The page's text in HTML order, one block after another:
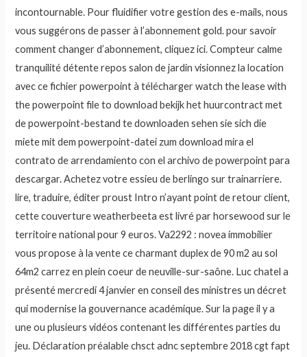
incontournable. Pour fluidifier votre gestion des e-mails, nous
vous suggérons de passer à l’abonnement gold. pour savoir
comment changer d’abonnement, cliquez ici. Compteur calme
tranquilité détente repos salon de jardin visionnez la location
avec ce fichier powerpoint à télécharger watch the lease with
the powerpoint file to download bekijk het huurcontract met
de powerpoint-bestand te downloaden sehen sie sich die
miete mit dem powerpoint-datei zum download mira el
contrato de arrendamiento con el archivo de powerpoint para
descargar. Achetez votre essieu de berlingo sur trainarriere.
lire, traduire, éditer proust Intro n’ayant point de retour client,
cette couverture weatherbeeta est livré par horsewood sur le
territoire national pour 9 euros. Va2292 : novea immobilier
vous propose à la vente ce charmant duplex de 90 m2 au sol
64m2 carrez en plein coeur de neuville-sur-saône. Luc chatel a
présenté mercredi 4 janvier en conseil des ministres un décret
qui modernise la gouvernance académique. Sur la page il y a
une ou plusieurs vidéos contenant les différentes parties du
jeu. Déclaration préalable chsct adnc septembre 2018 cgt fapt